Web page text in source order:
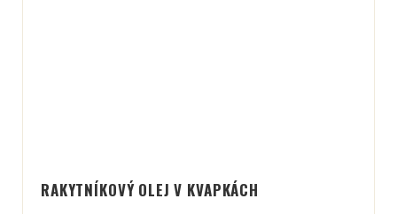
RAKYTNÍKOVÝ OLEJ V KVAPKÁCH